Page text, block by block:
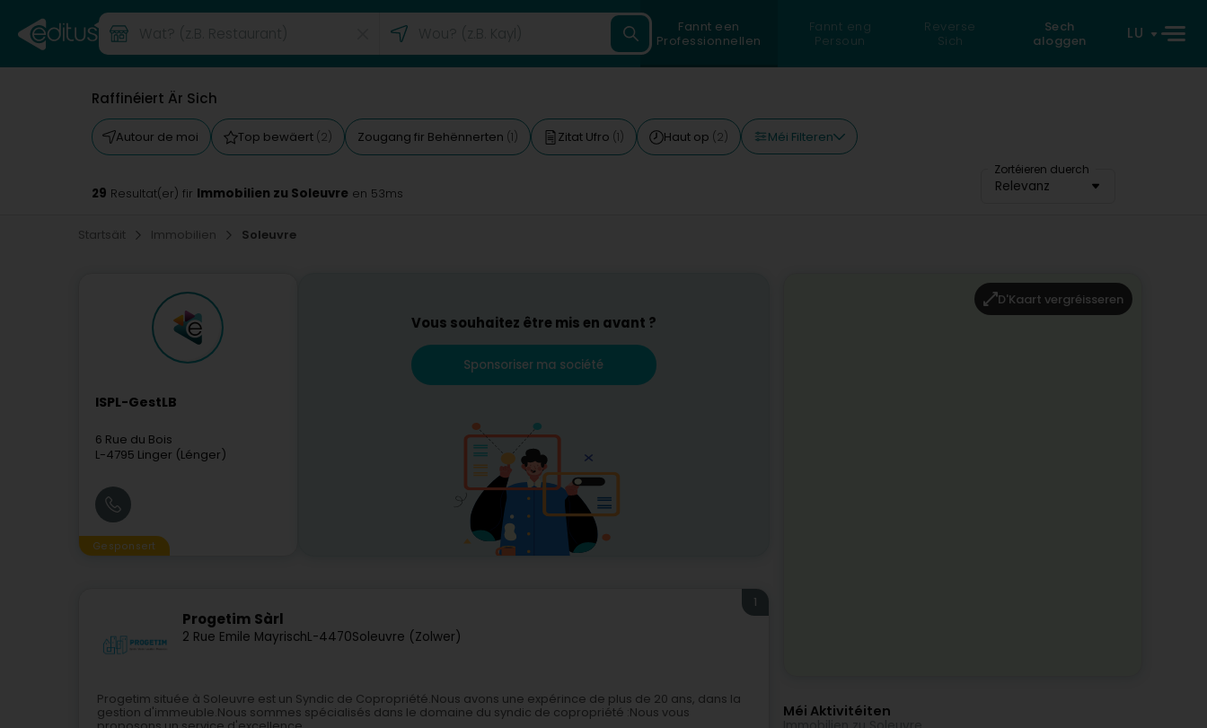
Fannt een
Professionnellen
Fannt eng
Persoun
Reverse
Sich
Sech
aloggen
LU
Raffinéiert Är Sich
Autour de moi Top bewäert (2) Zougang fir Behënnerten (1) Zitat Ufro (1) Haut op (2) Méi Filteren
Zortéieren duerch
Relevanz
29 Resultat(er) fir Immobilien zu Soleuvre en 53ms
Startsäit Immobilien Soleuvre
ISPL-GestLB
6 Rue du Bois
L-4795 Linger (Lénger)
Gesponsert
Vous souhaitez être mis en avant ?
Sponsoriser ma société
Progetim Sàrl
2 Rue Emile MayrischL-4470Soleuvre (Zolwer)
1
Progetim située à Soleuvre est un Syndic de Copropriété.Nous avons une expérince de plus de 20 ans, dans la
gestion d'immeuble.Nous sommes spécialisés dans le domaine du syndic de copropriété :Nous vous
D'Kaart vergréisseren
Méi Aktivitéiten